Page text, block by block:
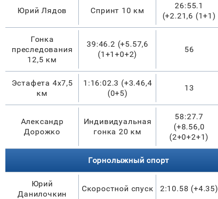
Юрий Лядов Спринт 10 км
26:55.1
(+2.21,6 (1+1)
Гонка
преследования
12,5 км
39:46.2 (+5.57,6
(1+1+0+2)
56
Эстафета 4х7,5
км
1:16:02.3 (+3.46,4
(0+5)
13
Александр
Дорожко
Индивидуальная
гонка 20 км
58:27.7
(+8.56,0
(2+0+2+1)
Горнолыжный спорт
Юрий
Данилочкин
Скоростной спуск 2:10.58 (+4.35)